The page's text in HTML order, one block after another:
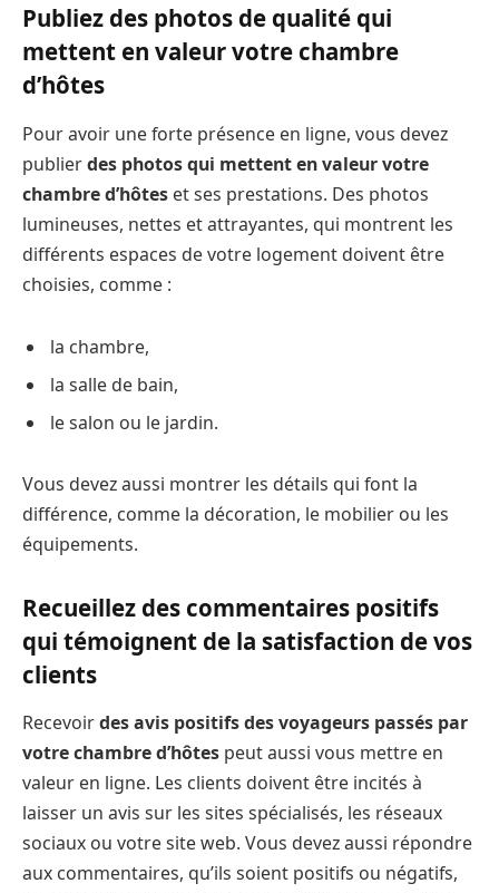
Publiez des photos de qualité qui
mettent en valeur votre chambre
d’hôtes
Pour avoir une forte présence en ligne, vous devez
publierdes photos qui mettent en valeur votre
chambre d’hôtes et ses prestations. Des photos
lumineuses, nettes et attrayantes, qui montrent les
différents espaces de votre logement doivent être
choisies, comme :
la chambre,
la salle de bain,
le salon ou le jardin.
Vous devez aussi montrer les détails qui font la
différence, comme la décoration, le mobilier ou les
équipements.
Recueillez des commentaires positifs
qui témoignent de la satisfaction de vos
clients
Recevoirdes avis positifs des voyageurs passés par
votre chambre d’hôtes peut aussi vous mettre en
valeur en ligne. Les clients doivent être incités à
laisser un avis sur les sites spécialisés, les réseaux
sociaux ou votre site web. Vous devez aussi répondre
aux commentaires, qu’ils soient positifs ou négatifs,